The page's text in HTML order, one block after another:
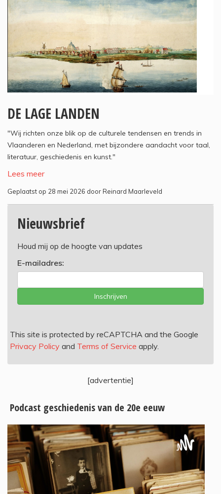
DE LAGE LANDEN
"Wij richten onze blik op de culturele tendensen en trends in
Vlaanderen en Nederland, met bijzondere aandacht voor taal,
literatuur, geschiedenis en kunst."
Lees meer
Geplaatst op 28 mei 2026 door Reinard Maarleveld
Nieuwsbrief
Houd mij op de hoogte van updates
E-mailadres:
Inschrijven
This site is protected by reCAPTCHA and the Google
Privacy Policy and Terms of Service apply.
[advertentie]
Podcast geschiedenis van de 20e eeuw